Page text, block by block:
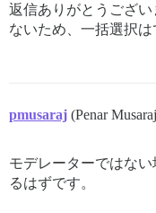
返信ありがとうござ
ないため、一括選択は
pmusaraj (Penar
モデレーターではな
るはずです。